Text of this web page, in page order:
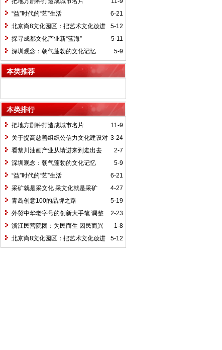
6-21
“益”时代的“艺”生活
5-12
北京尚8文化园区：把艺术文化放进
生活
5-11
探寻成都文化产业新“蓝海”
5-9
深圳观念：朝气蓬勃的文化记忆
本类推荐
本类排行
11-9
把地方剧种打造成城市名片
3-24
关于提高慈善组织公信力文化建设对
策的探讨
2-7
看黎川油画产业从请进来到走出去
5-9
深圳观念：朝气蓬勃的文化记忆
6-21
“益”时代的“艺”生活
4-27
采矿就是采文化 采文化就是采矿
5-19
青岛创意100的品牌之路
2-23
外贸中华老字号的创新大手笔 调整
产业定位高端
1-8
浙江民营院团：为民而生 因民而兴
5-12
北京尚8文化园区：把艺术文化放进